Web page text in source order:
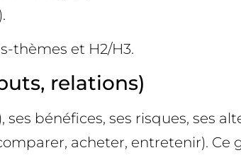
thèmes et H2/H3.
relations)
bénéfices, ses risques, ses
acheter, entretenir). Ce